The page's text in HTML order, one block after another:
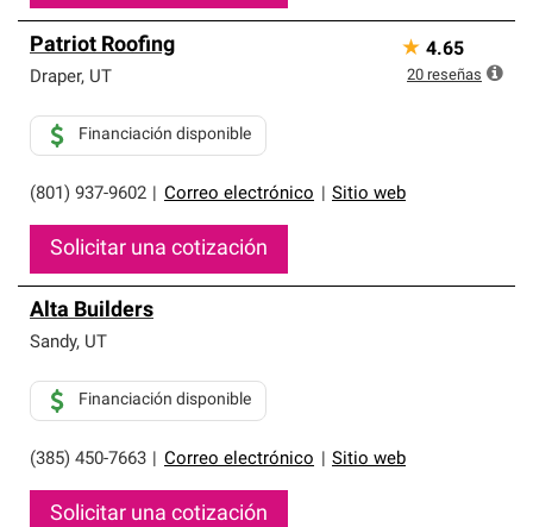
Patriot Roofing
Draper, UT
(801) 937-9602 Correo electrónico Sitio web
Financiación disponible
Solicitar una cotización
★ 4.65
20 reseñas
Alta Builders
Sandy, UT
(385) 450-7663 Correo electrónico Sitio web
Financiación disponible
Solicitar una cotización